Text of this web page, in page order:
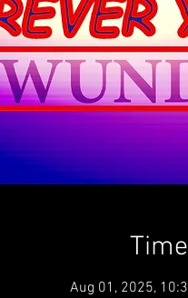
Aug 01, 2025,